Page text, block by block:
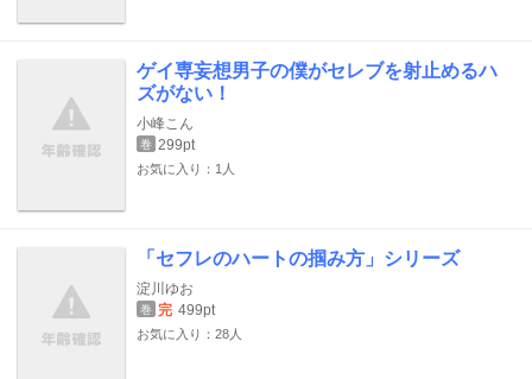
ゲイ専妄想男子の僕がセレブを射止めるハ
ズがない！
小峰こん
巻 299pt
お気に入り：1人
「セフレのハートの掴み方」シリーズ
淀川ゆお
巻 完 499pt
お気に入り：28人